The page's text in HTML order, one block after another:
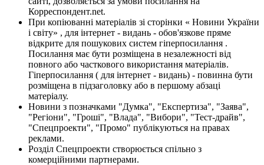
Корреспондент.net.
При копіюванні матеріалів зі сторінки « Новини України
і світу» , для інтернет - видань - обов'язкове пряме
відкрите для пошукових систем гіперпосилання .
Посилання має бути розміщена в незалежності від
повного або часткового використання матеріалів.
Гіперпосилання ( для інтернет - видань) - повинна бути
розміщена в підзаголовку або в першому абзаці
матеріалу.
Новини з позначками "Думка", "Експертиза", "Заява",
"Регіони", "Гроші", "Влада", "Вибори", "Тест-драйв",
"Спецпроекти", "Промо" публікуються на правах
реклами.
Розділ Спецпроекти створюється спільно з
комерційними партнерами.